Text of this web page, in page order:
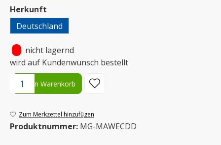
Herkunft
Deutschland
nicht lagernd
wird auf Kundenwunsch bestellt
Produkt Anzahl: Gib den gewünschten Wert ein oder benutze
In den Warenkorb
Zum Merkzettel hinzufügen
Produktnummer: MG-MAWECDD